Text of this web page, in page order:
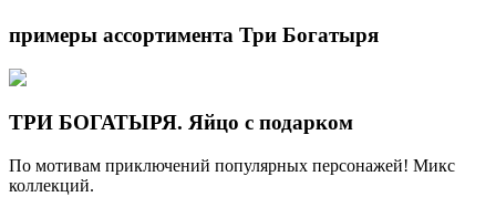
примеры ассортимента Три Богатыря
ТРИ БОГАТЫРЯ. Яйцо с подарком
По мотивам приключений популярных персонажей! Микс
коллекций.